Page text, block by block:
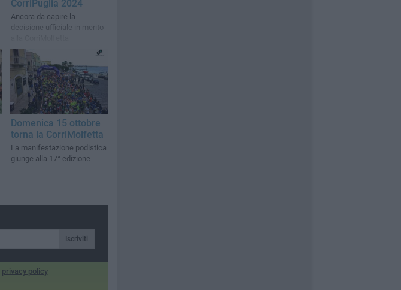
CorriPuglia 2024
Ancora da capire la
decisione ufficiale in merito
Domenica 15 ottobre
torna la CorriMolfetta
La manifestazione podistica
giunge alla 17^ edizione
Iscriviti
privacy policy